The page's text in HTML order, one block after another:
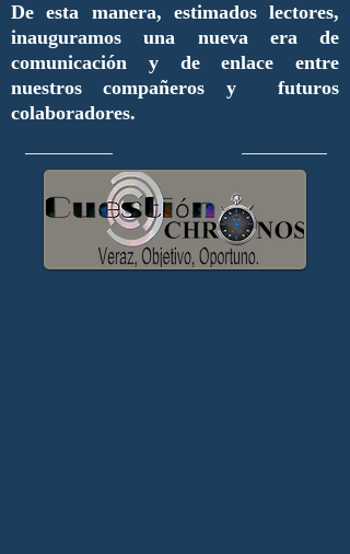
De esta manera, estimados lectores,
inauguramos una nueva era de
comunicación y de enlace entre
nuestros compañeros y futuros
colaboradores.